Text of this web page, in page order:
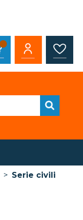
> Serie civili